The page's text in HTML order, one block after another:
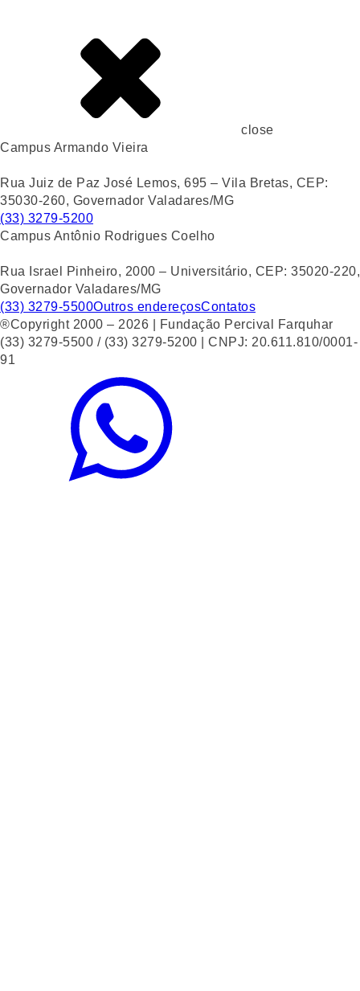
close
Campus Armando Vieira
Rua Juiz de Paz José Lemos, 695 – Vila Bretas, CEP:
35030-260, Governador Valadares/MG
(33) 3279-5200
Campus Antônio Rodrigues Coelho
Rua Israel Pinheiro, 2000 – Universitário, CEP: 35020-220,
Governador Valadares/MG
(33) 3279-5500Outros endereçosContatos
®Copyright 2000 – 2026 | Fundação Percival Farquhar
(33) 3279-5500 / (33) 3279-5200 | CNPJ: 20.611.810/0001-
91